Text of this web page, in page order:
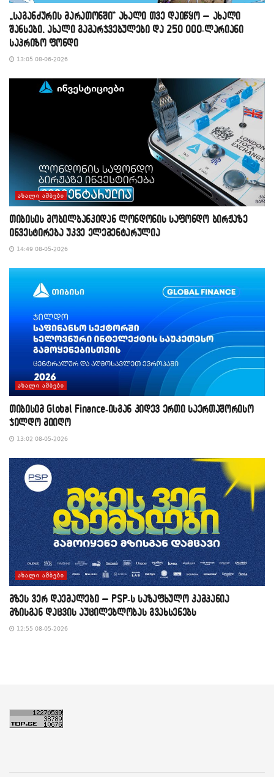
„საგანძურის მარათონში“ ახალი თვე დაიწყო – ახალი
შანსები, ახალი გამარჯვებულები და 250 000-ლარიანი
საპრიზო ფონდი
13:05 08-06-2026
ᲐᲮᲐᲚᲘ ᲐᲛᲑᲔᲑᲘ
თიბისის მობილბანკიდან ლონდონის საფონდო ბირჟაზე
ინვესტირება უკვე ელემენტარულია
14:49 08-05-2026
ᲐᲮᲐᲚᲘ ᲐᲛᲑᲔᲑᲘ
თიბისიმ Global Finance-ისგან კიდევ ერთი საერთაშორისო
ჯილდო მიიღო
13:02 08-05-2026
ᲐᲮᲐᲚᲘ ᲐᲛᲑᲔᲑᲘ
მზეს ვერ დაემალები – PSP-ს საზაფხულო კამპანია
მზისგან დაცვის აუცილებლობას გვახსენებს
12:55 08-05-2026